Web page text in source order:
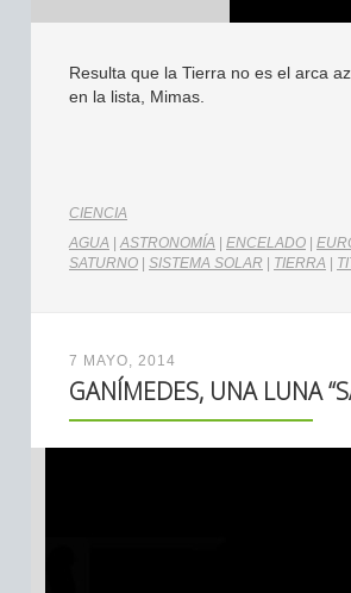
Resulta que la Tierra no es el arca
en la lista, Mimas.
CIENCIA
AGUA |ASTRONOMÍA ENCELADO
SATURNO
SISTEMA SOLAR TIERRA
7 MAYO, 2014
GANÍMEDES, UNA LUNA